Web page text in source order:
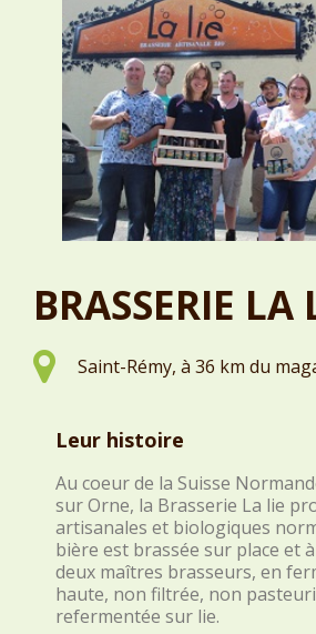
BRASSERIE LA
Saint-Rémy, à 36 km du
Leur histoire
Au coeur de la Suisse
sur Orne, la Brasserie La lie
artisanales et biologiques
bière est brassée sur place et
deux maîtres brasseurs, en
haute, non filtrée, non
refermentée sur lie.